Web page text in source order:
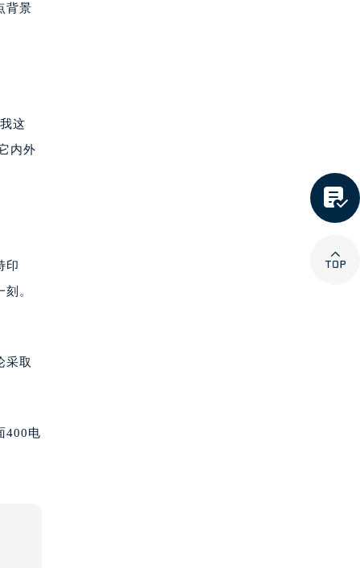
背景
这
内外
印
。
采取
400电

